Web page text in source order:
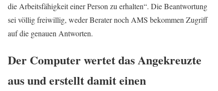
die Arbeitsfähigkeit einer Person zu erhalten“. Die Beantwortung
sei völlig freiwillig, weder Berater noch AMS bekommen Zugriff
auf die genauen Antworten.
Der Computer wertet das Angekreuzte
aus und erstellt damit einen